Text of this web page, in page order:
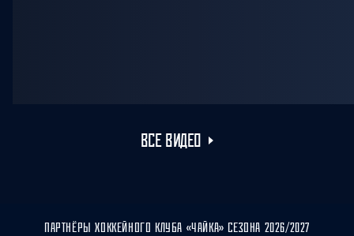
ВСЕ ВИДЕО
ПАРТНЁРЫ ХОККЕЙНОГО КЛУБА «ЧАЙКА» СЕЗОНА 2026/2027